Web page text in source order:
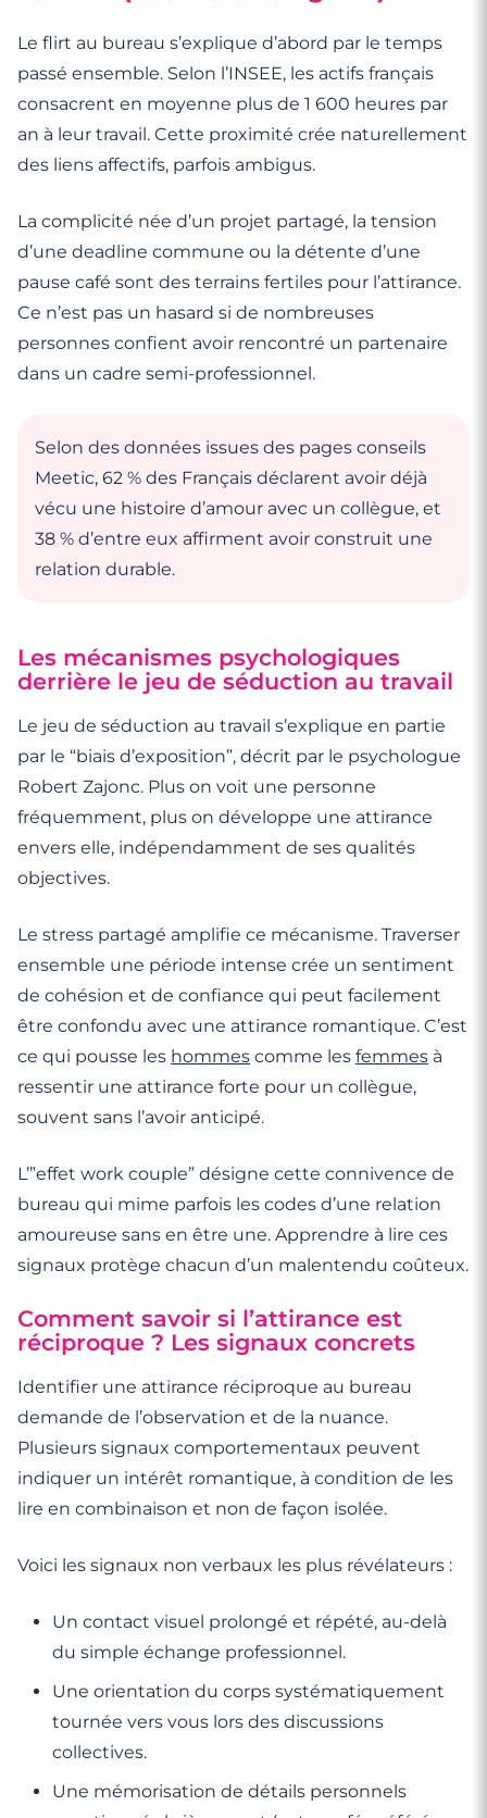
Le flirt au bureau s’explique d’abord par le temps
passé ensemble. Selon l’INSEE, les actifs français
consacrent en moyenne plus de 1 600 heures par
an à leur travail. Cette proximité crée naturellement
des liens affectifs, parfois ambigus.
La complicité née d’un projet partagé, la tension
d’une deadline commune ou la détente d’une
pause café sont des terrains fertiles pour l’attirance.
Ce n’est pas un hasard si de nombreuses
personnes confient avoir rencontré un partenaire
dans un cadre semi-professionnel.
Selon des données issues des pages conseils
Meetic, 62 % des Français déclarent avoir déjà
vécu une histoire d’amour avec un collègue, et
38 % d’entre eux affirment avoir construit une
relation durable.
Les mécanismes psychologiques
derrière le jeu de séduction au travail
Le jeu de séduction au travail s’explique en partie
par le “biais d’exposition”, décrit par le psychologue
Robert Zajonc. Plus on voit une personne
fréquemment, plus on développe une attirance
envers elle, indépendamment de ses qualités
objectives.
Le stress partagé amplifie ce mécanisme. Traverser
ensemble une période intense crée un sentiment
de cohésion et de confiance qui peut facilement
être confondu avec une attirance romantique. C’est
ce qui pousse les hommes comme les femmes à
ressentir une attirance forte pour un collègue,
souvent sans l’avoir anticipé.
L’”effet work couple” désigne cette connivence de
bureau qui mime parfois les codes d’une relation
amoureuse sans en être une. Apprendre à lire ces
signaux protège chacun d’un malentendu coûteux.
Comment savoir si l’attirance est
réciproque ? Les signaux concrets
Identifier une attirance réciproque au bureau
demande de l’observation et de la nuance.
Plusieurs signaux comportementaux peuvent
indiquer un intérêt romantique, à condition de les
lire en combinaison et non de façon isolée.
Voici les signaux non verbaux les plus révélateurs :
Un contact visuel prolongé et répété, au-delà
du simple échange professionnel.
Une orientation du corps systématiquement
tournée vers vous lors des discussions
collectives.
Une mémorisation de détails personnels